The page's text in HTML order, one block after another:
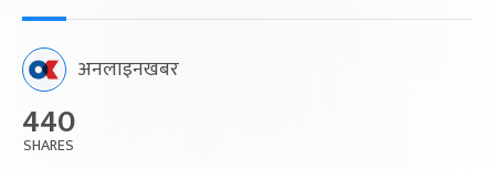
अनलाइनखबर
440
SHARES